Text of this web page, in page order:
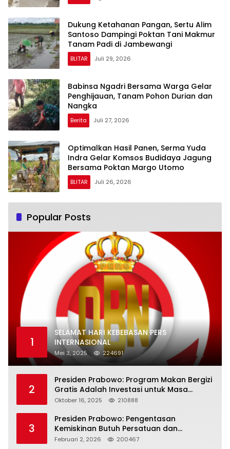
Dukung Ketahanan Pangan, Sertu Alim
Santoso Dampingi Poktan Tani Makmur
Tanam Padi di Jambewangi
BLITAR Juli 29, 2026
Babinsa Ngadri Bersama Warga Gelar
Penghijauan, Tanam Pohon Durian dan
Nangka
Berita Juli 27, 2026
Optimalkan Hasil Panen, Serma Yuda
Indra Gelar Komsos Budidaya Jagung
Bersama Poktan Margo Utomo
BLITAR Juli 26, 2026
Popular Posts
1
SELAMAT HARI KEBEBASAN PERS
INTERNASIONAL
Mei 3, 2025 224691
2
Presiden Prabowo: Program Makan Bergizi
Gratis Adalah Investasi untuk Masa
Depan Bangsa
Oktober 16, 2025 210888
3
Presiden Prabowo: Pengentasan
Kemiskinan Butuh Persatuan dan
Kepemimpinan yang Bertanggung Jawab
Februari 2, 2026 200467